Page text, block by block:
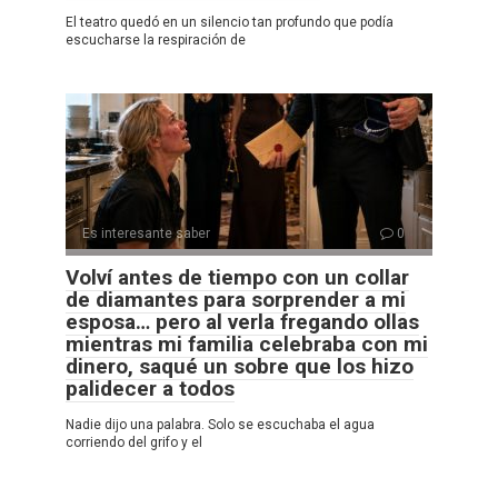
El teatro quedó en un silencio tan profundo que podía
escucharse la respiración de
Es interesante saber 0
Volví antes de tiempo con un collar
de diamantes para sorprender a mi
esposa… pero al verla fregando ollas
mientras mi familia celebraba con mi
dinero, saqué un sobre que los hizo
palidecer a todos
Nadie dijo una palabra. Solo se escuchaba el agua
corriendo del grifo y el